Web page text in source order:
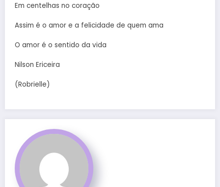
Em centelhas no coração
Assim é o amor e a felicidade de quem ama
O amor é o sentido da vida
Nilson Ericeira
(Robrielle)